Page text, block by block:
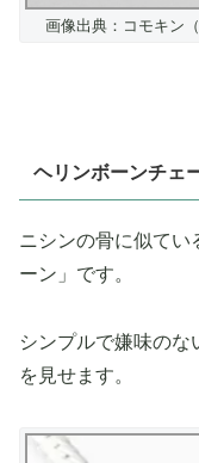
画像出典：コモキン
ヘリンボーンチェ
ニシンの骨に似てい
ーン」です。
シンプルで嫌味のな
を見せます。